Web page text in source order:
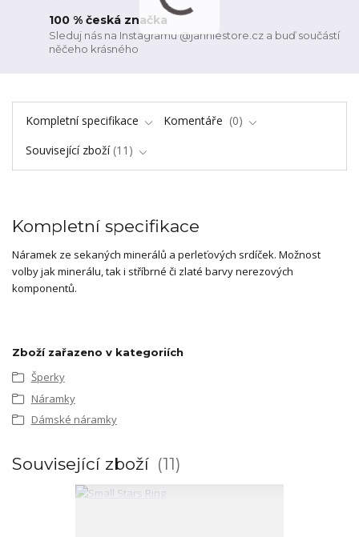
100 % česká značka
Sleduj nás na Instagramu @janniestore.cz a buď součástí
něčeho krásného
Kompletní specifikace Komentáře
0
Související zboží 11
Kompletní specifikace
Náramek ze sekaných minerálů a perleťových srdíček. Možnost
volby jak minerálu, tak i stříbrné či zlaté barvy nerezových
komponentů.
Zboží zařazeno v kategoriích
Šperky
Náramky
Dámské náramky
Související zboží 11